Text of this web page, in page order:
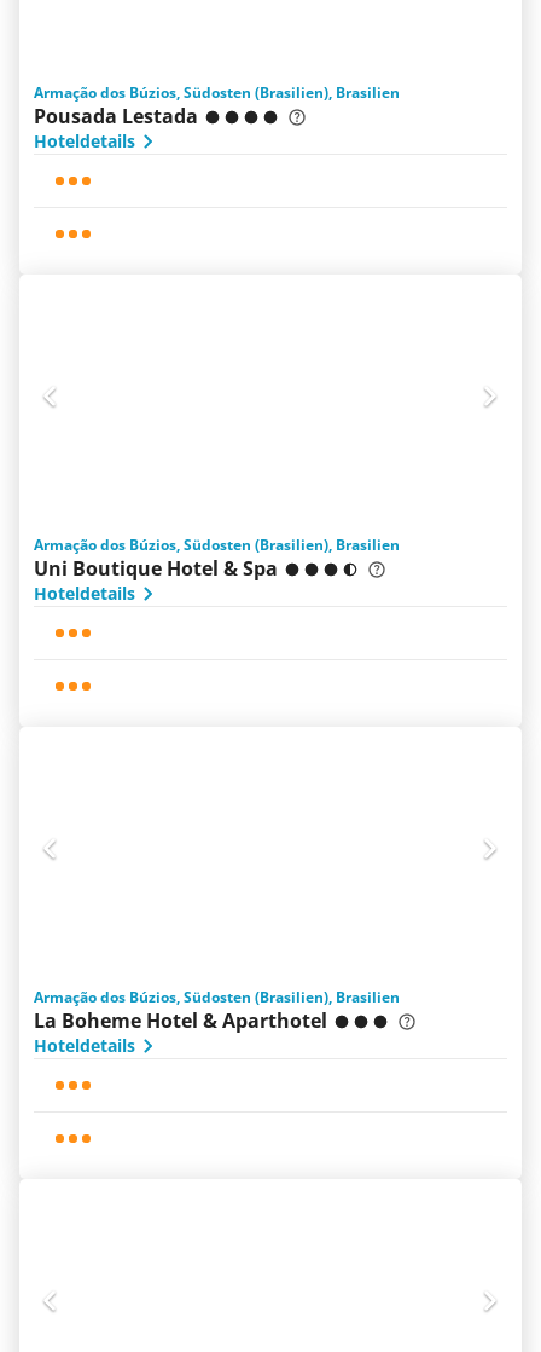
Armação dos Búzios, Südosten (Brasilien), Brasilien
Pousada Lestada
Hoteldetails
Armação dos Búzios, Südosten (Brasilien), Brasilien
Uni Boutique Hotel & Spa
Hoteldetails
Armação dos Búzios, Südosten (Brasilien), Brasilien
La Boheme Hotel & Aparthotel
Hoteldetails